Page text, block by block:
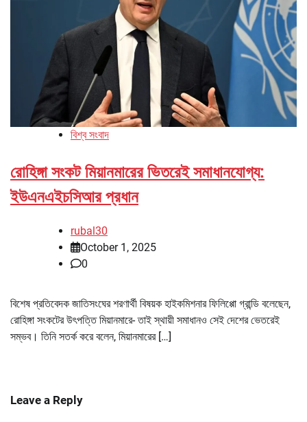
বিশ্ব সংবাদ
রোহিঙ্গা সংকট মিয়ানমারের ভিতরেই সমাধানযোগ্য:
ইউএনএইচসিআর প্রধান
rubal30
October 1, 2025
0
বিশেষ প্রতিবেদক জাতিসংঘের শরণার্থী বিষয়ক হাইকমিশনার ফিলিপ্পো গ্রান্ডি বলেছেন,
রোহিঙ্গা সংকটের উৎপত্তি মিয়ানমারে- তাই স্থায়ী সমাধানও সেই দেশের ভেতরেই
সম্ভব। তিনি সতর্ক করে বলেন, মিয়ানমারের […]
Leave a Reply